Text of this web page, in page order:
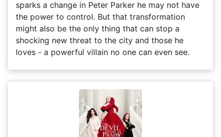
sparks a change in Peter Parker he may not have
the power to control. But that transformation
might also be the only thing that can stop a
shocking new threat to the city and those he
loves - a powerful villain no one can even see.